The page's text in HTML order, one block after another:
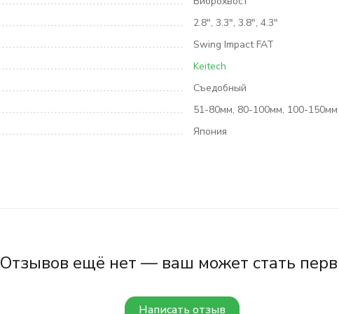
2.8", 3.3", 3.8", 4.3"
Swing Impact FAT
Keitech
Съедобный
51-80мм, 80-100мм, 100-150мм
Япония
Отзывов ещё нет — ваш может стать
Написать отзыв